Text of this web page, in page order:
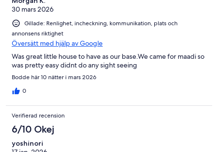
30 mars 2026
Gillade: Renlighet, incheckning, kommunikation, plats och
annonsens riktighet
Översätt med hjälp av Google
Was great little house to have as our base.We came for maadi so
was pretty easy didnt do any sight seeing
Bodde här 10 nätter i mars 2026
0
Verifierad recension
6/10 Okej
yoshinori